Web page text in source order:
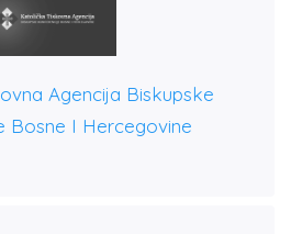
Agencija Biskupske
Bosne I Hercegovine